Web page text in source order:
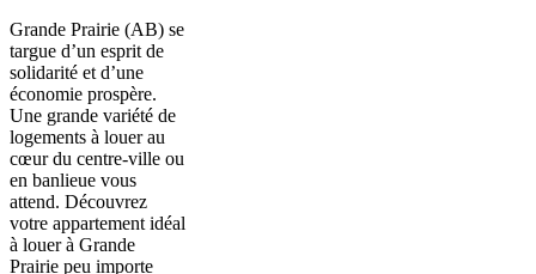
Grande Prairie (AB) se
targue d’un esprit de
solidarité et d’une
économie prospère.
Une grande variété de
logements à louer au
cœur du centre-ville ou
en banlieue vous
attend. Découvrez
votre appartement idéal
à louer à Grande
Prairie peu importe